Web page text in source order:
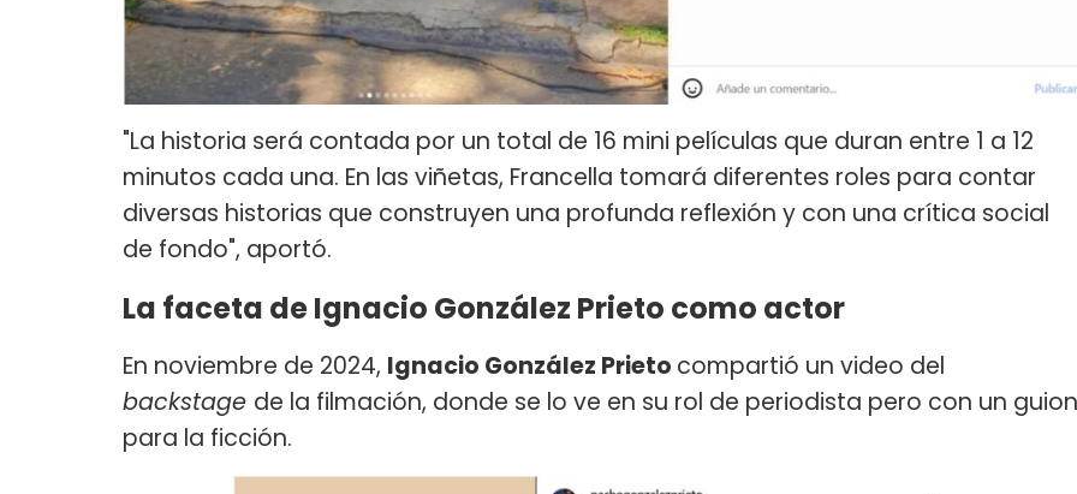
"La historia será contada por un total de 16 mini películas que duran entre 1 a 12
minutos cada una. En las viñetas, Francella tomará diferentes roles para contar
diversas historias que construyen una profunda reflexión y con una crítica social
de fondo", aportó.
La faceta de Ignacio González Prieto como actor
En noviembre de 2024, Ignacio González Prieto compartió un video del
backstage de la filmación, donde se lo ve en su rol de periodista pero con un guion
para la ficción.